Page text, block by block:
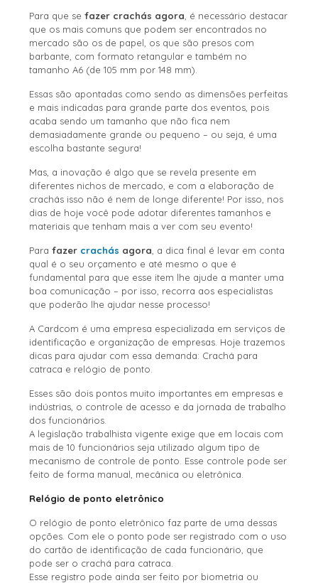
Para que se fazer crachás agora , é necessário destacar
que os mais comuns que podem ser encontrados no
mercado são os de papel, os que são presos com
barbante, com formato retangular e também no
tamanho A6 (de 105 mm por 148 mm).
Essas são apontadas como sendo as dimensões perfeitas
e mais indicadas para grande parte dos eventos, pois
acaba sendo um tamanho que não fica nem
demasiadamente grande ou pequeno – ou seja, é uma
escolha bastante segura!
Mas, a inovação é algo que se revela presente em
diferentes nichos de mercado, e com a elaboração de
crachás isso não é nem de longe diferente! Por isso, nos
dias de hoje você pode adotar diferentes tamanhos e
materiais que tenham mais a ver com seu evento!
Para fazer crachás agora , a dica final é levar em conta
qual é o seu orçamento e até mesmo o que é
fundamental para que esse item lhe ajude a manter uma
boa comunicação – por isso, recorra aos especialistas
que poderão lhe ajudar nesse processo!
A Cardcom é uma empresa especializada em serviços de
identificação e organização de empresas. Hoje trazemos
dicas para ajudar com essa demanda: Crachá para
catraca e relógio de ponto.
Esses são dois pontos muito importantes em empresas e
indústrias, o controle de acesso e da jornada de trabalho
dos funcionários.
A legislação trabalhista vigente exige que em locais com
mais de 10 funcionários seja utilizado algum tipo de
mecanismo de controle de ponto. Esse controle pode ser
feito de forma manual, mecânica ou eletrônica.
Relógio de ponto eletrônico
O relógio de ponto eletrônico faz parte de uma dessas
opções. Com ele o ponto pode ser registrado com o uso
do cartão de identificação de cada funcionário, que
pode ser o crachá para catraca.
Esse registro pode ainda ser feito por biometria ou